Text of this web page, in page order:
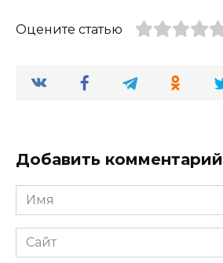
Оцените статью
Добавить комментарий
Имя
*
Сайт